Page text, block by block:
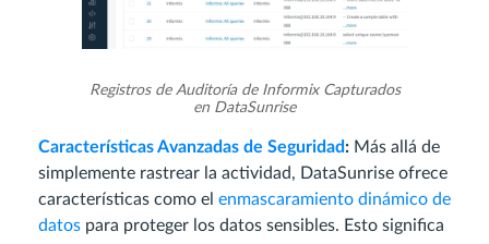
Registros de Auditoría de Informix Capturados
en DataSunrise
Características Avanzadas de Seguridad: Más allá de
simplemente rastrear la actividad, DataSunrise ofrece
características como el enmascaramiento dinámico de
datos para proteger los datos sensibles. Esto significa